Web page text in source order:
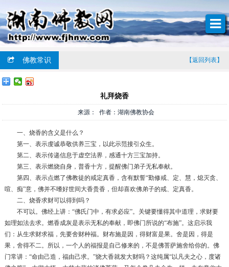
佛教常识 【返回列表】
礼拜烧香
来源： 作者：湖南佛教协会
一、烧香的含义是什么？
第一、表示虔诚恭敬供养三宝，以此示范接引众生。
第二、表示传递信息于虚空法界，感通十方三宝加持。
第三、表示燃烧自身，普香十方，提醒佛门弟子无私奉献。
第四、表示点燃了佛教徒的戒定真香，含有默誓“勤修戒、定、慧，熄灭贪、
喧、痴”意，佛并不嗜好世间大香贵香，但却喜欢佛弟子的戒、定真香。
二、烧香求财可以得到吗？
不可以。佛经上讲：“佛氏门中，有求必应”。关键要懂得其中道理，求财要
如理如法去求。燃香成灰是表示无私的奉献，即佛门所说的“布施”。这启示我
们：从生求财求福，先要舍财种福。财布施是因，得财富是果。舍是因，得是
果，舍得不二。所以，一个人的福报是自己修来的，不是佛菩萨施舍给你的。佛
门常讲：“命由己造，福由己求。”烧大香就发大财吗？这纯属“以凡夫之心，度诸